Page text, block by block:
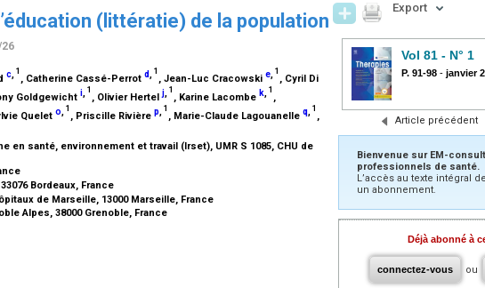
(littératie) de la population
c, 1
, Catherine Cassé-Perrot d, 1
, Jean-Luc Cracowski e, 1
, Cyril Di
Goldgewicht i, 1
, Olivier Hertelj, 1
, Karine Lacombe k, 1
,
Quelet o, 1
, Priscille Rivière p, 1
, Marie-Claude Lagouanelle q, 1
,
santé, environnement et travail (Irset), UMR S 1085, CHU de
Bordeaux, France
de Marseille, 13000 Marseille, France
Alpes, 38000 Grenoble, France
Export
Vol 81 - N° 1
P. 91-98 - janvier
Article précédent
Bienvenue sur EM-
professionnels de santé.
L’accès au texte intégral
un abonnement.
Déjà abonné à
connectez-vous ou